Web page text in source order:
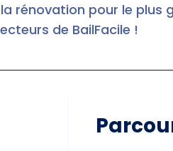
rénovation pour le plus
de BailFacile !